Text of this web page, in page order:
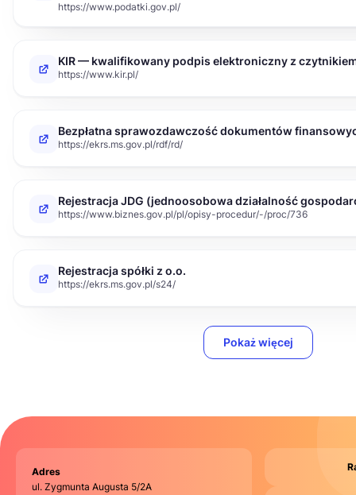
https://www.podatki.gov.pl/
KIR — kwalifikowany podpis elektroniczny z
https://www.kir.pl/
Bezpłatna sprawozdawczość dokumentów
https://ekrs.ms.gov.pl/rdf/rd/
Rejestracja JDG (jednoosobowa działalność
https://www.biznes.gov.pl/pl/opisy-procedur/-/proc/736
Rejestracja spółki z o.o.
https://ekrs.ms.gov.pl/s24/
Pokaż więcej
Adres
ul. Zygmunta Augusta 5/2A